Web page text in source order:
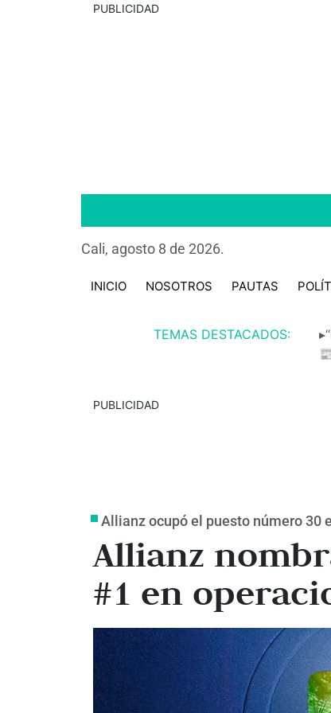
PUBLICIDAD
Cali, agosto 8 de 2026.
INICIO NOSOTROS PAUTAS
TEMAS DESTACADOS:
PUBLICIDAD
Allianz ocupó el puesto número 30
Allianz
#1 en